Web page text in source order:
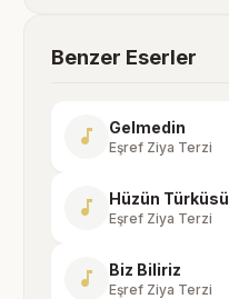
Benzer Eserler
music_note Gelmedin
Eşref Ziya Terzi
music_note Hüzün Türküsü
Eşref Ziya Terzi
music_note Biz Biliriz
Eşref Ziya Terzi